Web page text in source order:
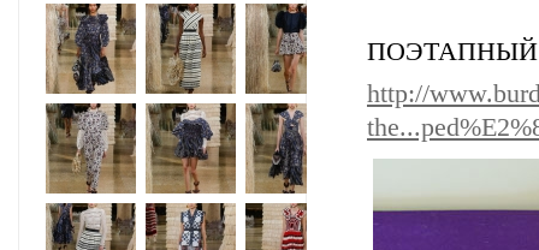
http://